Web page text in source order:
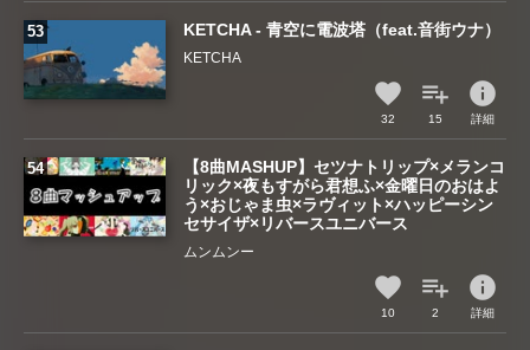
KETCHA - 青空に電波塔（feat.音街ウナ）
KETCHA
32 15
info
詳細
【8曲MASHUP】セツナトリップ×メランコ
リック×夜もすがら君想ふ×金曜日のおはよ
う×おじゃま虫×ラヴィット×ハッピーシン
セサイザ×リバースユニバース
ムンムンー
10 2
info
詳細